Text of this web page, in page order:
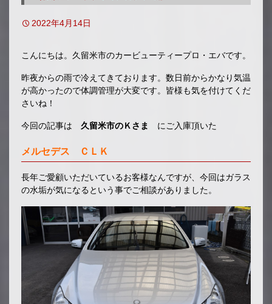
2022年4月14日
こんにちは。久留米市のカービューティープロ・エバです。
昨夜からの雨で冷えてきております。数日前からかなり気温
が高かったので体調管理が大変です。皆様も気を付けてくだ
さいね！
今回の記事は 久留米市のＫさま にご入庫頂いた
メルセデス ＣＬＫ
長年ご愛顧いただいているお客様なんですが、今回はガラス
の水垢が気になるという事でご相談がありました。